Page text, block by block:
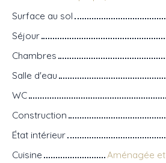
Surface au sol
Séjour
Chambres
Salle d'eau
WC
Construction
État intérieur
Cuisine
Aménagée